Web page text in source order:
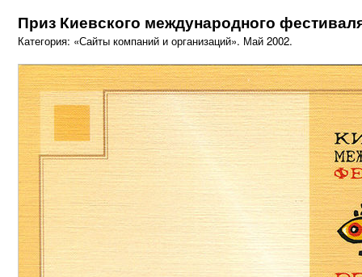
Приз Киевского международного
Категория: «Сайты компаний и организаций». Май 2002.